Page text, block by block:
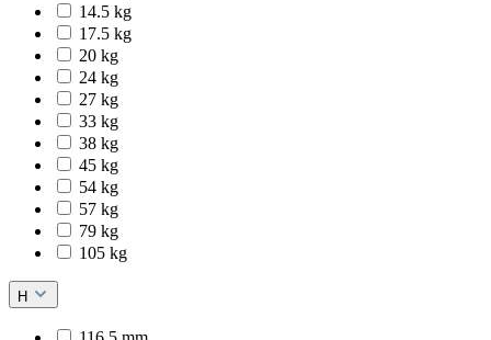
14.5 kg
17.5 kg
20 kg
24 kg
27 kg
33 kg
38 kg
45 kg
54 kg
57 kg
79 kg
105 kg
H